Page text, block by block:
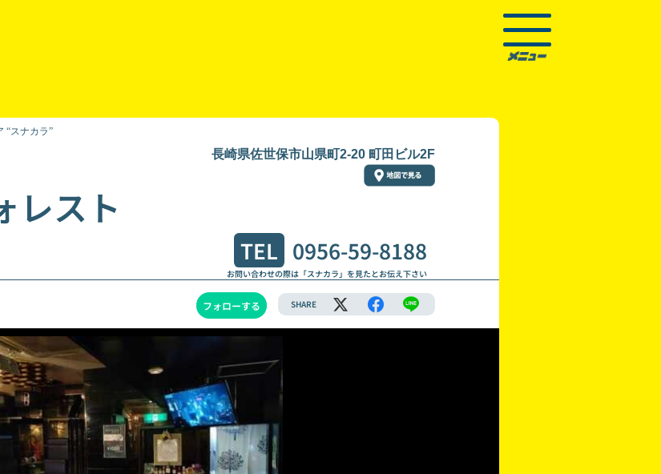
“スナカラ”
長崎県佐世保市山県町2-20 町田ビル2F
レスト
TEL 0956-59-8188
お問い合わせの際は「スナカラ」を見たとお伝え下さい
フォローする SHARE